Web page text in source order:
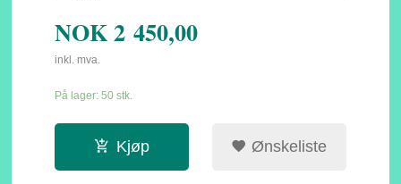
NOK2 450,00
inkl. mva.
På lager: 50 stk.
Kjøp Ønskeliste